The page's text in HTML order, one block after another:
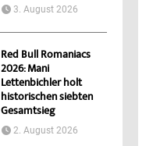
3. August 2026
Red Bull Romaniacs
2026: Mani
Lettenbichler holt
historischen siebten
Gesamtsieg
2. August 2026